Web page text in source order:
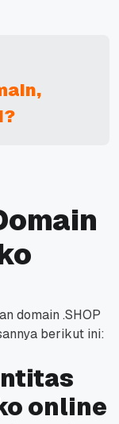
domain .SHOP
berikut ini:
online